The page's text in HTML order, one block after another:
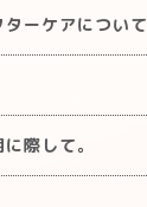
ーケアについて
際して。